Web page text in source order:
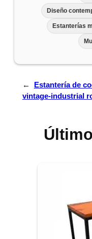
Diseño
Estanterías
←
Estantería de
vintage-industrial